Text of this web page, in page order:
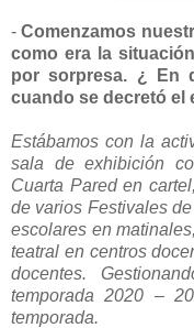
-Comenzamos
como era la
por sorpresa. ¿ En
cuando se decretó el
Estábamos con la
sala de exhibición
Cuarta Pared en
de varios Festivales
escolares en
teatral en centros
docentes.
temporada 2020 –
temporada.